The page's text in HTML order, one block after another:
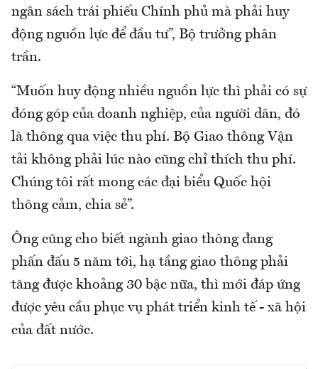
ngân sách trái phiếu Chính phủ mà phải huy
động nguồn lực để đầu tư”, Bộ trưởng phân
trần.
“Muốn huy động nhiều nguồn lực thì phải có sự
đóng góp của doanh nghiệp, của người dân, đó
là thông qua việc thu phí. Bộ Giao thông Vận
tải không phải lúc nào cũng chỉ thích thu phí.
Chúng tôi rất mong các đại biểu Quốc hội
thông cảm, chia sẻ”.
Ông cũng cho biết ngành giao thông đang
phấn đấu 5 năm tới, hạ tầng giao thông phải
tăng được khoảng 30 bậc nữa, thì mới đáp ứng
được yêu cầu phục vụ phát triển kinh tế - xã hội
của đất nước.